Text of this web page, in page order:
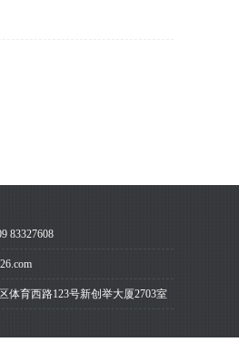
83327608
体育西路123号新创举大厦2703室